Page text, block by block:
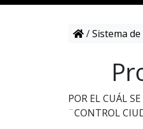
/Sistema
POR EL CUÁL
¨CONTROL